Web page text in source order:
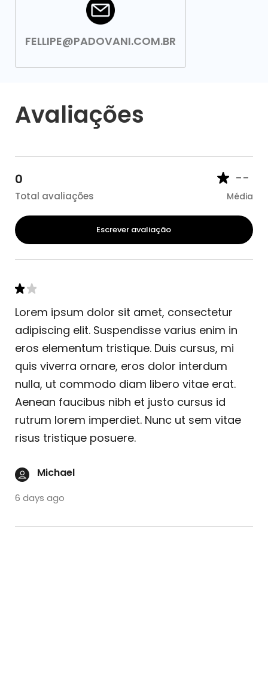
FELLIPE@PADOVANI.COM.BR
Avaliações
0
Total avaliações
--
Média
Escrever avaliação
Lorem ipsum dolor sit amet, consectetur
adipiscing elit. Suspendisse varius enim in
eros elementum tristique. Duis cursus, mi
quis viverra ornare, eros dolor interdum
nulla, ut commodo diam libero vitae erat.
Aenean faucibus nibh et justo cursus id
rutrum lorem imperdiet. Nunc ut sem vitae
risus tristique posuere.
Michael
6 days ago